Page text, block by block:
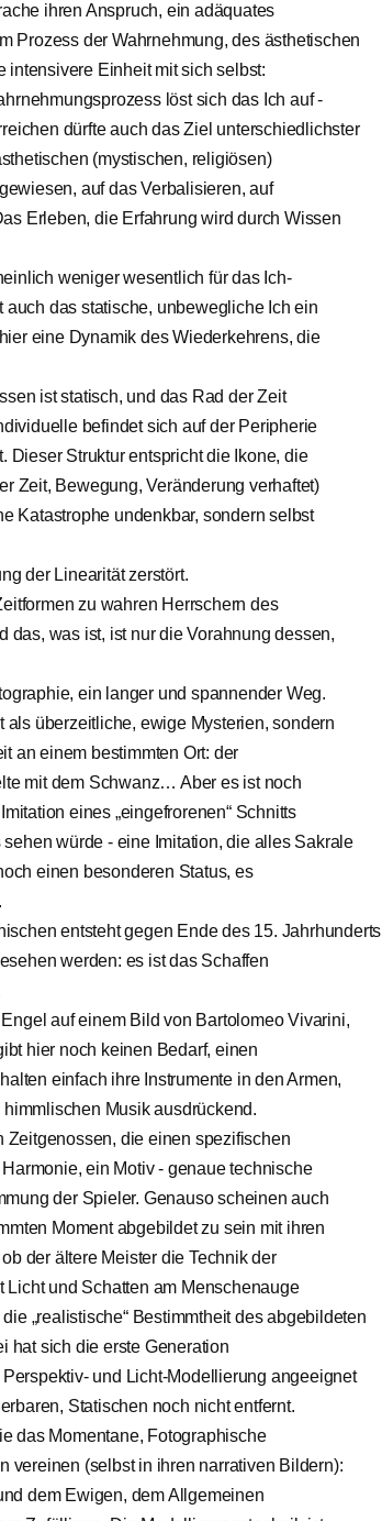
ihren Anspruch, ein adäquates
Prozess der Wahrnehmung, des ästhetischen
intensivere Einheit mit sich selbst:
löst sich das Ich auf -
dürfte auch das Ziel unterschiedlichster
(mystischen, religiösen)
auf das Verbalisieren, auf
Erleben, die Erfahrung wird durch Wissen
weniger wesentlich für das Ich-
das statische, unbewegliche Ich ein
eine Dynamik des Wiederkehrens, die
ist statisch, und das Rad der Zeit
befindet sich auf der Peripherie
Dieser Struktur entspricht die Ikone, die
Zeit, Bewegung, Veränderung verhaftet)
Katastrophe undenkbar, sondern selbst
der Linearität zerstört.
zu wahren Herrschern des
das, was ist, ist nur die Vorahnung dessen,
ein langer und spannender Weg.
überzeitliche, ewige Mysterien, sondern
an einem bestimmten Ort: der
mit dem Schwanz… Aber es ist noch
eines „eingefrorenen“ Schnitts
würde - eine Imitation, die alles Sakrale
einen besonderen Status, es
entsteht gegen Ende des 15. Jahrhunderts
werden: es ist das Schaffen
auf einem Bild von Bartolomeo Vivarini,
hier noch keinen Bedarf, einen
einfach ihre Instrumente in den Armen,
Musik ausdrückend.
die einen spezifischen
ein Motiv - genaue technische
der Spieler. Genauso scheinen auch
Moment abgebildet zu sein mit ihren
der ältere Meister die Technik der
Licht und Schatten am Menschenauge
„realistische“ Bestimmtheit des abgebildeten
hat sich die erste Generation
und Licht-Modellierung angeeignet
Statischen noch nicht entfernt.
das Momentane, Fotographische
vereinen (selbst in ihren narrativen Bildern):
dem Ewigen, dem Allgemeinen